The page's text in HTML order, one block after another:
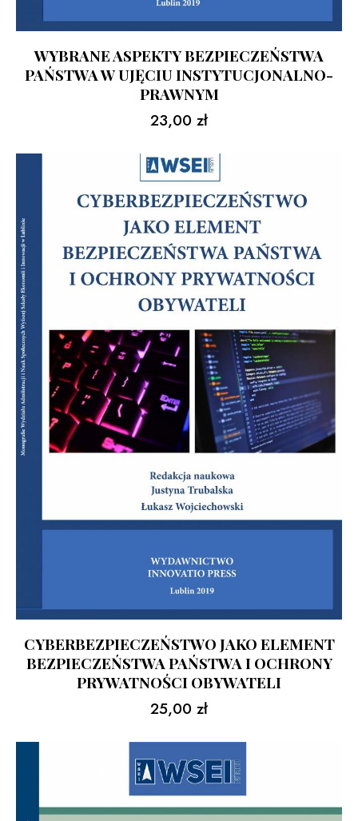
WYBRANE ASPEKTY BEZPIECZEŃSTWA
PAŃSTWA W UJĘCIU INSTYTUCJONALNO-
PRAWNYM
23,00 zł
CYBERBEZPIECZEŃSTWO JAKO ELEMENT
BEZPIECZEŃSTWA PAŃSTWA I OCHRONY
PRYWATNOŚCI OBYWATELI
25,00 zł